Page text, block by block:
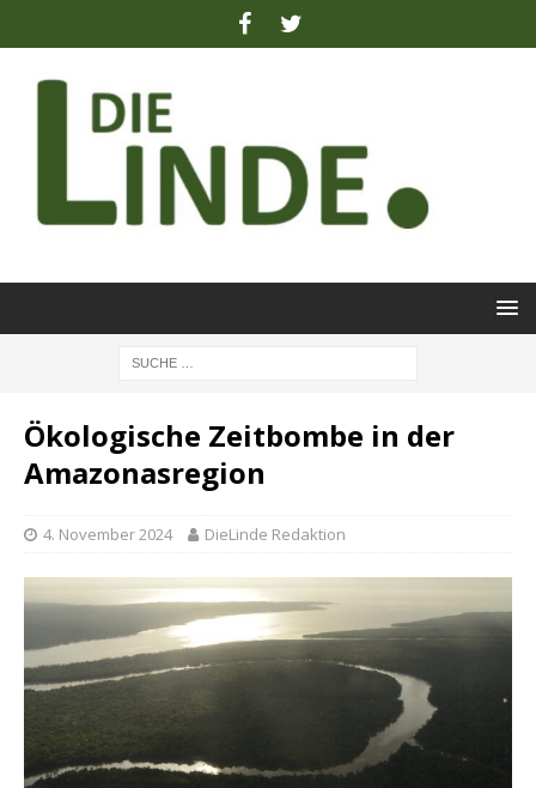
Ökologische Zeitbombe in der
Amazonasregion
4. November 2024 DieLinde Redaktion